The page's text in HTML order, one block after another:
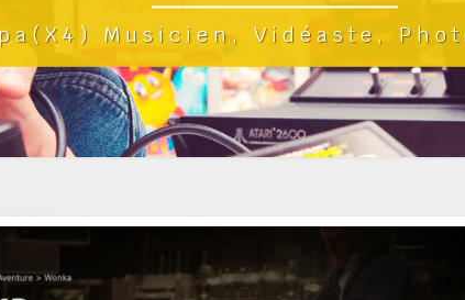
Musicien, Vidéaste,